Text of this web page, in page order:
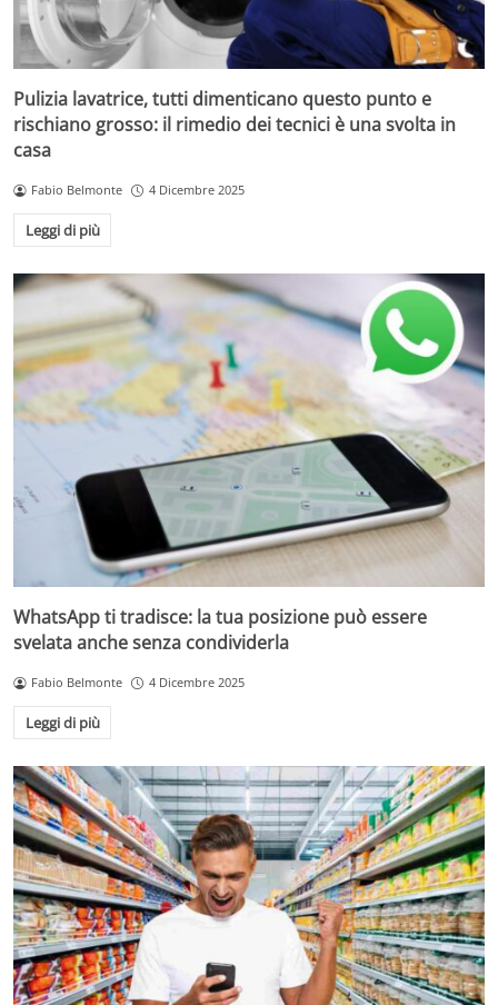
Pulizia lavatrice, tutti dimenticano questo punto e
rischiano grosso: il rimedio dei tecnici è una svolta in
casa
Fabio Belmonte 4 Dicembre 2025
Leggi di più
WhatsApp ti tradisce: la tua posizione può essere
svelata anche senza condividerla
Fabio Belmonte 4 Dicembre 2025
Leggi di più